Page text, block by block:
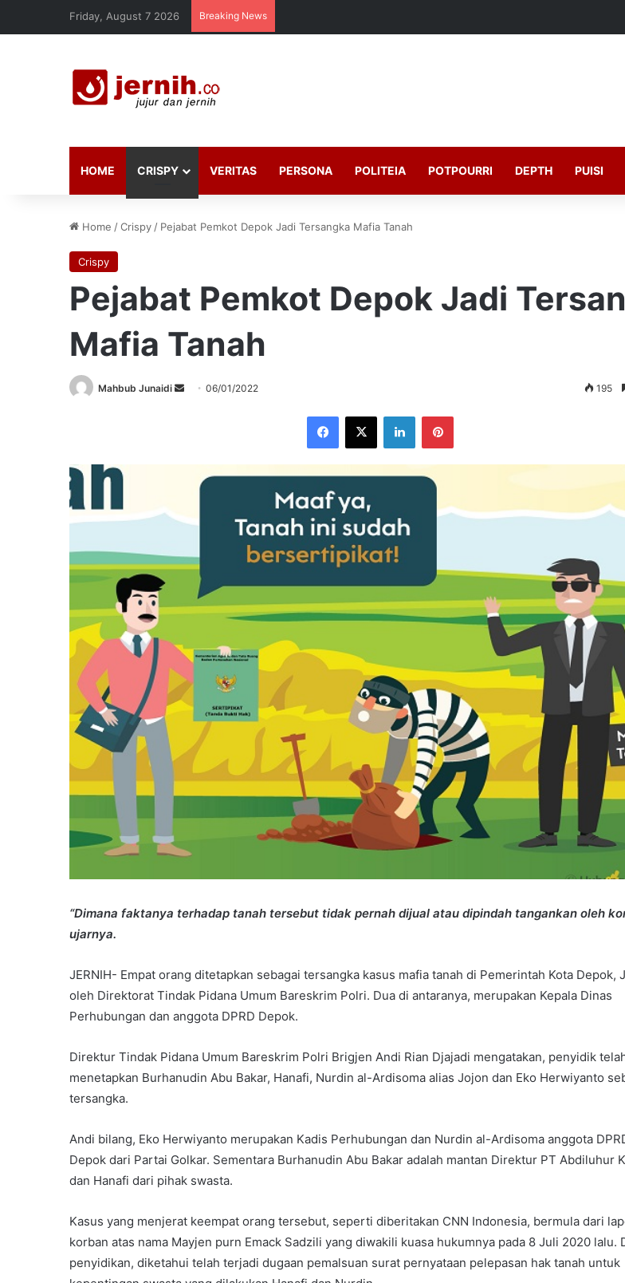
Friday, August 7 2026 Breaking News
HOME CRISPY VERITAS PERSONA POLITEIA POTPOURRI DEPTH PUISI
Home /Crispy / Pejabat Pemkot Depok Jadi Tersangka Mafia Tanah
Crispy
Pejabat Pemkot Depok Jadi
Mafia Tanah
Mahbub Junaidi
Send06/01/2022 195
Facebook
X LinkedInPinterest
“Dimana faktanya terhadap tanah tersebut tidak pernah dijual atau dipindah tangankan oleh
ujarnya.
JERNIH- Empat orang ditetapkan sebagai tersangka kasus mafia tanah di Pemerintah Kota Depok,
oleh Direktorat Tindak Pidana Umum Bareskrim Polri. Dua di antaranya, merupakan Kepala Dinas
Perhubungan dan anggota DPRD Depok.
Direktur Tindak Pidana Umum Bareskrim Polri Brigjen Andi Rian Djajadi mengatakan, penyidik
menetapkan Burhanudin Abu Bakar, Hanafi, Nurdin al-Ardisoma alias Jojon dan Eko Herwiyanto
tersangka.
Andi bilang, Eko Herwiyanto merupakan Kadis Perhubungan dan Nurdin al-Ardisoma anggota
Depok dari Partai Golkar. Sementara Burhanudin Abu Bakar adalah mantan Direktur PT Abdiluhur
dan Hanafi dari pihak swasta.
Kasus yang menjerat keempat orang tersebut, seperti diberitakan CNN Indonesia, bermula dari
korban atas nama Mayjen purn Emack Sadzili yang diwakili kuasa hukumnya pada 8 Juli 2020 lalu.
penyidikan, diketahui telah terjadi dugaan pemalsuan surat pernyataan pelepasan hak tanah untuk